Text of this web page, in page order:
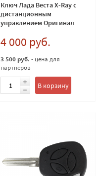
Ключ Лада Веста X-Ray с
дистанционным
управлением Оригинал
4 000 руб.
3 500 руб. - цена для
партнеров
В корзину